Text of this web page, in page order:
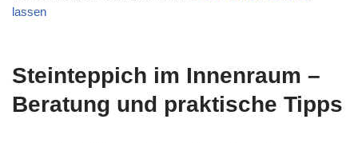
lassen
Steinteppich im Innenraum –
Beratung und praktische Tipps